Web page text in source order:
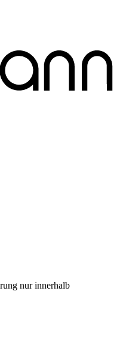
nur innerhalb